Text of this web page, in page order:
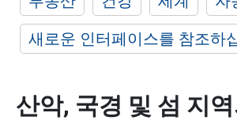
새로운 인터페이스를 참조하
산악, 국경 및 섬 지